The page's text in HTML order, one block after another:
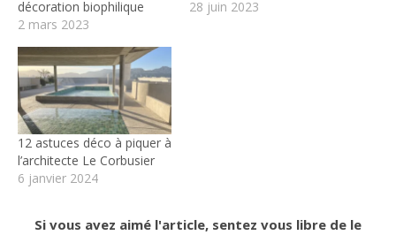
décoration biophilique
2 mars 2023
28 juin 2023
12 astuces déco à piquer à
l’architecte Le Corbusier
6 janvier 2024
Si vous avez aimé l'article, sentez vous libre de le